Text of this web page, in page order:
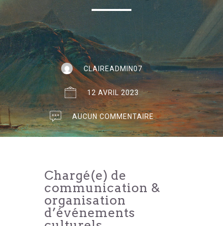
CLAIREADMIN07
12 AVRIL 2023
AUCUN COMMENTAIRE
Chargé(e) de
communication &
organisation
d’événements